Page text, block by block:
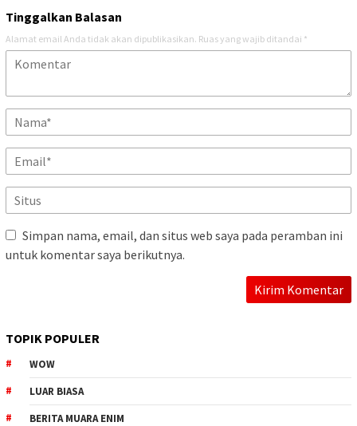
Tinggalkan Balasan
Alamat email Anda tidak akan dipublikasikan. Ruas yang wajib ditandai *
Simpan nama, email, dan situs web saya pada peramban ini
untuk komentar saya berikutnya.
TOPIK POPULER
WOW
LUAR BIASA
BERITA MUARA ENIM